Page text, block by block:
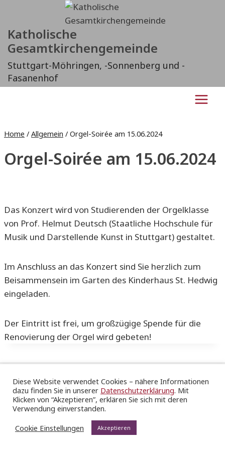
springen
Katholische
Gesamtkirchengemeinde
Stuttgart-Möhringen, -Sonnenberg und -
Fasanenhof
Home / Allgemein / Orgel-Soirée am 15.06.2024
Orgel-Soirée am 15.06.2024
Das Konzert wird von Studierenden der Orgelklasse
von Prof. Helmut Deutsch (Staatliche Hochschule für
Musik und Darstellende Kunst in Stuttgart) gestaltet.
Im Anschluss an das Konzert sind Sie herzlich zum
Beisammensein im Garten des Kinderhaus St. Hedwig
eingeladen.
Der Eintritt ist frei, um großzügige Spende für die
Renovierung der Orgel wird gebeten!
Katholische Gesamtkirchengemeinde Stuttgart St.
Hedwig & Ulrich
|Datenschutz
Diese Website verwendet Cookies – nähere Informationen
dazu finden Sie in unserer Datenschutzerklärung. Mit
Klicken von “Akzeptieren”, erklären Sie sich mit deren
Verwendung einverstanden.
Cookie Einstellungen
Akzeptieren